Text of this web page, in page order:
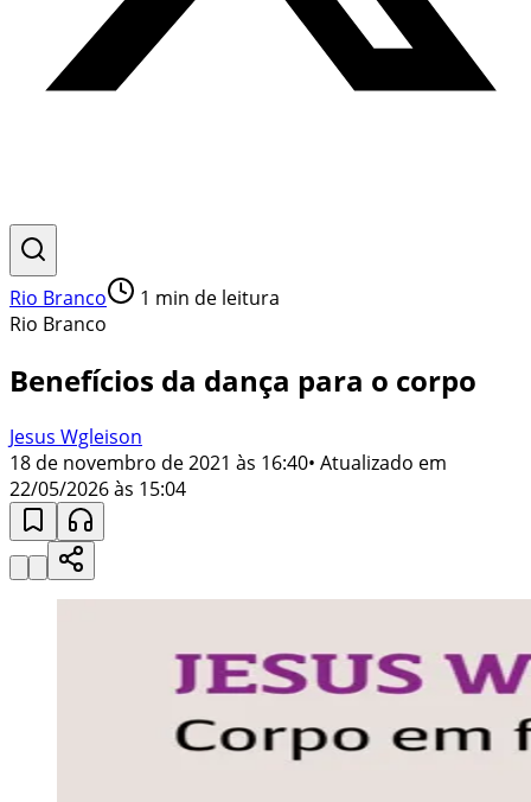
Rio Branco 1 min de leitura
Rio Branco
Benefícios da dança para o corpo
Jesus Wgleison
18 de novembro de 2021 às 16:40• Atualizado em
22/05/2026 às 15:04